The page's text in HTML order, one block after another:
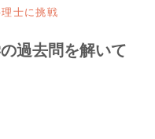
士に挑戦
過去問を解いて